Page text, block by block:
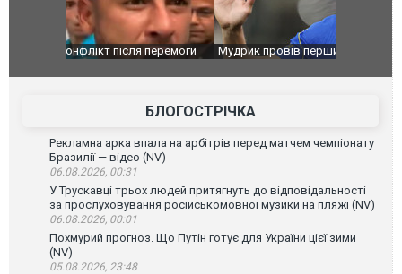
Мудрик провів перший матч за "Челсі" після
під час
Франції
БЛОГОСТРІЧКА
Рекламна арка впала на арбітрів перед матчем чемпіонату
Бразилії — відео (NV)
06.08.2026, 00:31
У Трускавці трьох людей притягнуть до відповідальності
за прослуховування російськомовної музики на пляжі (NV)
06.08.2026, 00:01
Похмурий прогноз. Що Путін готує для України цієї зими
(NV)
05.08.2026, 23:48